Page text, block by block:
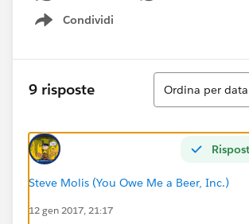
Condividi
Show menu
9 risposte
Ordina
Ordina per data
Steve Molis (You Owe Me a Beer, Inc.)
12 gen 2017, 21:17